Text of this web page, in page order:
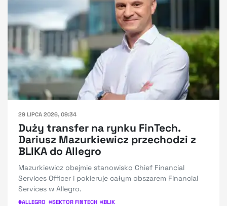
29 LIPCA 2026, 09:34
Duży transfer na rynku FinTech.
Dariusz Mazurkiewicz przechodzi z
BLIKA do Allegro
Mazurkiewicz obejmie stanowisko Chief Financial
Services Officer i pokieruje całym obszarem Financial
Services w Allegro.
#ALLEGRO #SEKTOR FINTECH #BLIK